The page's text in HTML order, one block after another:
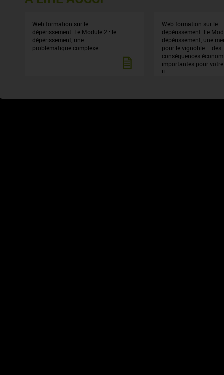
Web formation sur le
dépérissement. Le Module 2 : le
dépérissement, une
problématique complexe
Web formation sur le
dépérissement. Le
dépérissement, une
pour le vignoble – des
conséquences
importantes pour
!!